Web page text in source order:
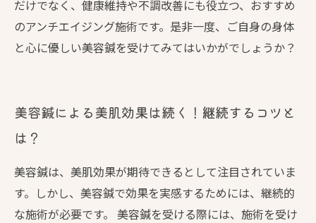
だけでなく、健康維持や不調改善にも役立つ、おすすめ
のアンチエイジング施術です。是非一度、ご自身の身体
と心に優しい美容鍼を受けてみてはいかがでしょうか？
美容鍼による美肌効果は続く！継続するコツと
は？
美容鍼は、美肌効果が期待できるとして注目されていま
す。しかし、美容鍼で効果を実感するためには、継続的
な施術が必要です。 美容鍼を受ける際には、施術を受け